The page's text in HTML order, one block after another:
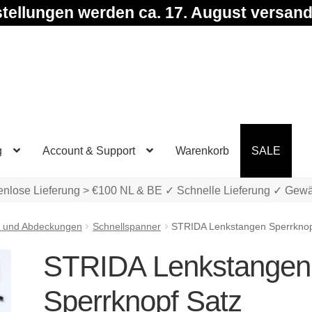
werden ca. 17. August
Account & Support Warenkorb SALE
Lieferung > €100 NL & BE ✓ Schnelle Lieferung ✓
Abdeckungen Schnellspanner STRIDA Lenkstangen
STRIDA Lenkstangen
Sperrknopf Satz